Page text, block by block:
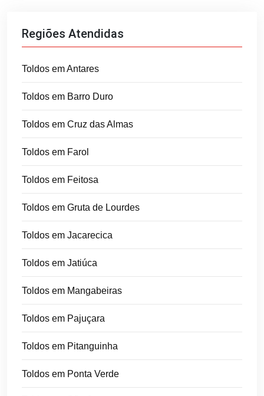
Regiões Atendidas
Toldos em Antares
Toldos em Barro Duro
Toldos em Cruz das Almas
Toldos em Farol
Toldos em Feitosa
Toldos em Gruta de Lourdes
Toldos em Jacarecica
Toldos em Jatiúca
Toldos em Mangabeiras
Toldos em Pajuçara
Toldos em Pitanguinha
Toldos em Ponta Verde